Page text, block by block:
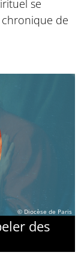
se
chronique de
© Diocèse de Paris
des